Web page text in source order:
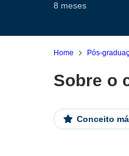
8 meses
Home Pós-
Sobre o
Conceito